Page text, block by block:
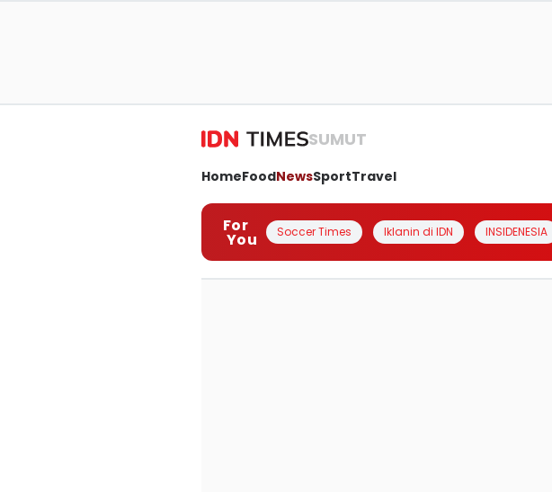
SUMUT
HomeFoodNewsSportTravel
For
You Soccer Times Iklanin di IDN INSIDENESIA